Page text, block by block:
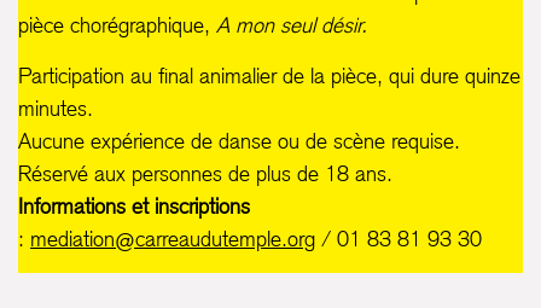
pièce chorégraphique, A mon seul désir.
Participation au final animalier de la pièce, qui dure quinze
minutes.
Aucune expérience de danse ou de scène requise.
Réservé aux personnes de plus de 18 ans.
Informations et inscriptions
: mediation@carreaudutemple.org / 01 83 81 93 30